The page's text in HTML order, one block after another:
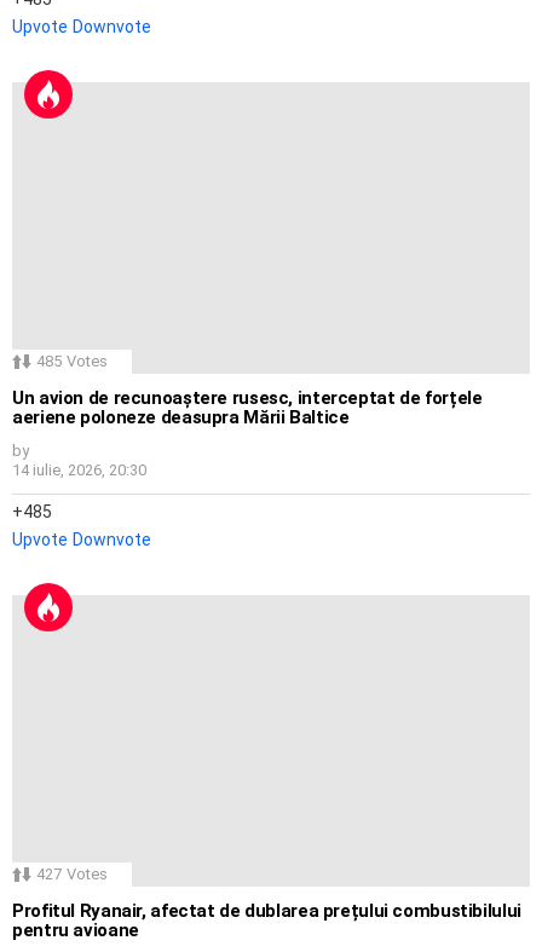
Upvote Downvote
485 Votes
Un avion de recunoaștere rusesc, interceptat de forțele
aeriene poloneze deasupra Mării Baltice
by
14 iulie, 2026, 20:30
485
Upvote Downvote
427 Votes
Profitul Ryanair, afectat de dublarea prețului combustibilului
pentru avioane